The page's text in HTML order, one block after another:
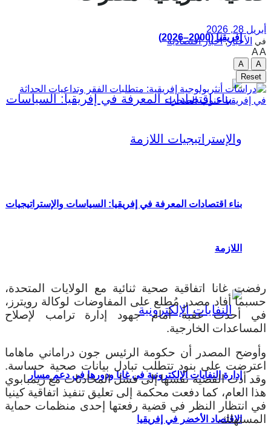
إفريقيا (2000–2026)
بناء اقتصادات المعرفة في إفريقيا: السياسات والإستراتيجيات
اللازمة
إدارة النفايات الإلكترونية في غانا ودورها في دعم مسار
الاقتصاد الأخضر في إفريقيا
أبريل 28, 2026
في الأخبار,أخبار اقتصادية
AA
A
A
Reset
رفضت غانا اتفاقية صحية ثنائية مع الولايات المتحدة،
حسبما أفاد مصدر مُطلع على المفاوضات لوكالة رويترز،
في أحدث عقبة أمام جهود إدارة ترامب لإصلاح
المساعدات الخارجية.
وأوضح المصدر أن حكومة الرئيس جون دراماني ماهاما
اعترضت على بنود تتطلب تبادل بيانات صحية حساسة.
وقد أدت القضية نفسها إلى فشل المحادثات مع زيمبابوي
هذا العام، كما دفعت محكمة إلى تعليق تنفيذ اتفاقية كينيا
في انتظار النظر في قضية رفعتها إحدى منظمات حماية
المستهلك.